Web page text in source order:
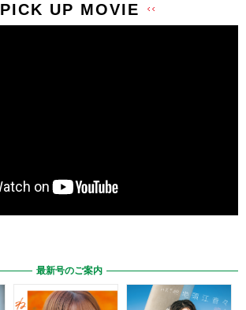
PICK UP MOVIE
最新号のご案内